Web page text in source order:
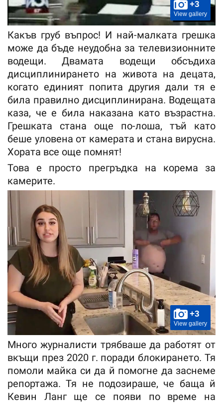
+3
View gallery
Какъв груб въпрос! И най-малката грешка
може да бъде неудобна за телевизионните
водещи. Двамата водещи обсъдиха
дисциплинирането на живота на децата,
когато единият попита другия дали тя е
била правилно дисциплинирана. Водещата
каза, че е била наказана като възрастна.
Грешката стана още по-лоша, тъй като
беше уловена от камерата и стана вирусна.
Хората все още помнят!
Това е просто прегръдка на корема за
камерите.
+3
View gallery
Много журналисти трябваше да работят от
вкъщи през 2020 г. поради блокирането. Тя
помоли майка си да й помогне да заснеме
репортажа. Тя не подозираше, че баща й
Кевин Ланг ще се появи по време на